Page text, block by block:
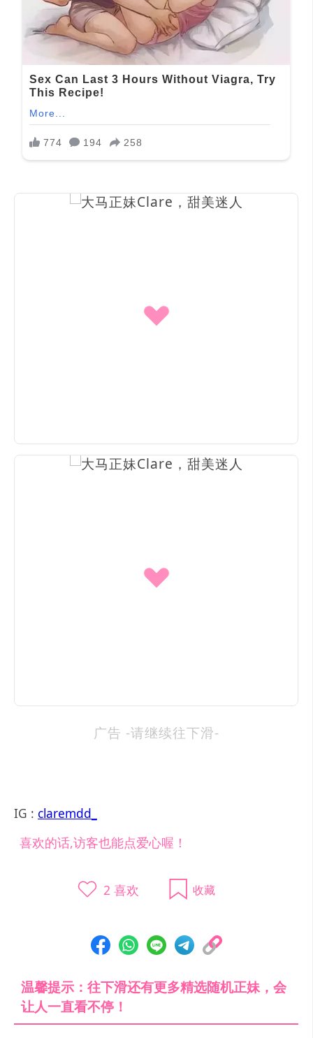
广告 -请继续往下滑-
IG : claremdd_
喜欢的话,访客也能点爱心喔！
2 喜欢 收藏
温馨提示：往下滑还有更多精选随机正妹，会
让人一直看不停！